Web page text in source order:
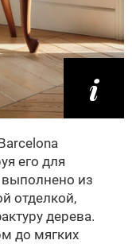
его для
выполнено из
отделкой,
дерева.
до мягких